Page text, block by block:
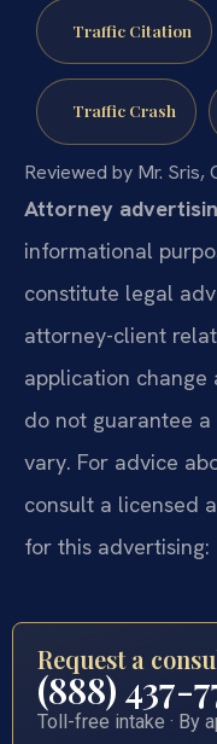
Traffic Citation
Traffic Crash
Reviewed by Mr. Sris,
Attorney
informational
constitute legal
attorney-client
application change
do not guarantee
vary. For advice
consult a licensed
for this advertising:
Request a
(888) 437-
Toll-free intake · By